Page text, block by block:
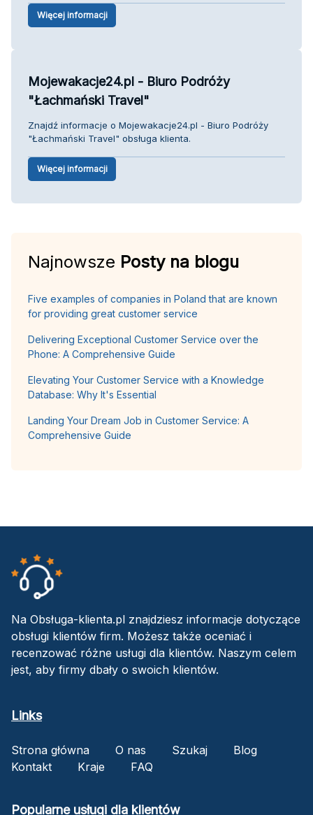
Więcej informacji
Mojewakacje24.pl - Biuro Podróży
"Łachmański Travel"
Znajdź informacje o Mojewakacje24.pl - Biuro Podróży
"Łachmański Travel" obsługa klienta.
Więcej informacji
Najnowsze Posty na blogu
Five examples of companies in Poland that are known
for providing great customer service
Delivering Exceptional Customer Service over the
Phone: A Comprehensive Guide
Elevating Your Customer Service with a Knowledge
Database: Why It's Essential
Landing Your Dream Job in Customer Service: A
Comprehensive Guide
Na Obsługa-klienta.pl znajdziesz informacje dotyczące
obsługi klientów firm. Możesz także oceniać i
recenzować różne usługi dla klientów. Naszym celem
jest, aby firmy dbały o swoich klientów.
Links
Strona główna O nas Szukaj
Blog
Kontakt
Kraje FAQ
Popularne usługi dla klientów